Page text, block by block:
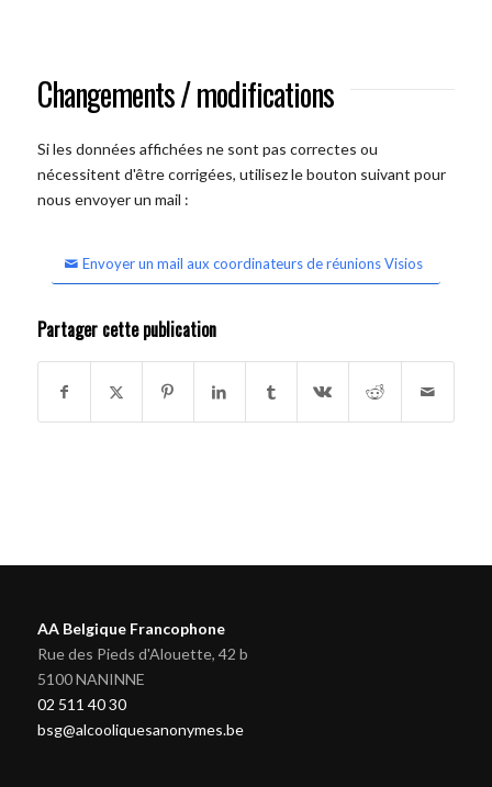
Changements / modifications
Si les données affichées ne sont pas correctes ou
nécessitent d'être corrigées, utilisez le bouton suivant pour
nous envoyer un mail :
Envoyer un mail aux coordinateurs de réunions Visios
Partager cette publication
AA Belgique Francophone
Rue des Pieds d'Alouette, 42 b
5100 NANINNE
02 511 40 30
bsg@alcooliquesanonymes.be